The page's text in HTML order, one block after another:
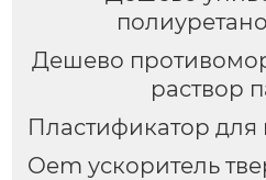
Дешево
раствор
Пластификатор для
Oem ускоритель